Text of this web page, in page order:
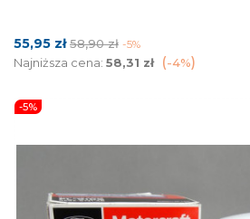
Cena
55,95 zł Cena
podstawowa
58,90 zł -5%
Najniższa cena: 58,31 zł -4%
-5%